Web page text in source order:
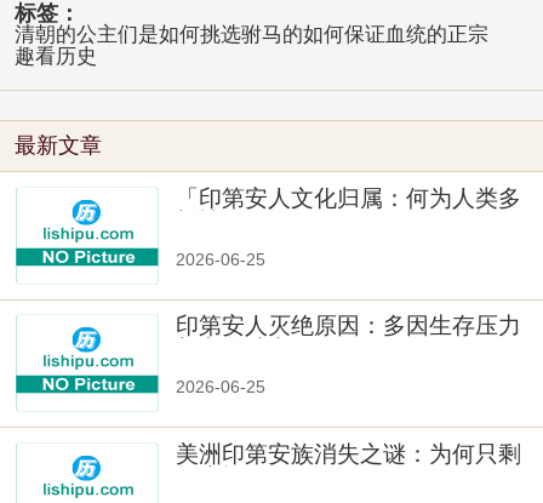
标签：
清朝的公主们是如何挑选驸马的如何保证血统的正宗
趣看历史
最新文章
「印第安人文化归属：何为人类多
2026-06-25
印第安人灭绝原因：多因生存压力
2026-06-25
美洲印第安族消失之谜：为何只剩